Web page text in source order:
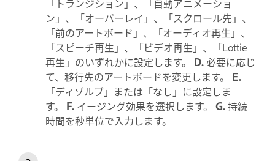
「トランジション」、「自動アニメーショ
ン」、「オーバーレイ」、「スクロール先」、
「前のアートボード」、「オーディオ再生」、
「スピーチ再生」、「ビデオ再生」、「Lottie
再生」のいずれかに設定します。 D.必要に応じ
て、移行先のアートボードを変更します。 E.
「ディゾルブ」または「なし」に設定しま
す。 F. イージング効果を選択します。 G.持続
時間を秒単位で入力します。